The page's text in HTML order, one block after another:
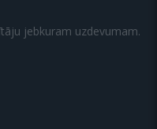
jebkuram uzdevumam.